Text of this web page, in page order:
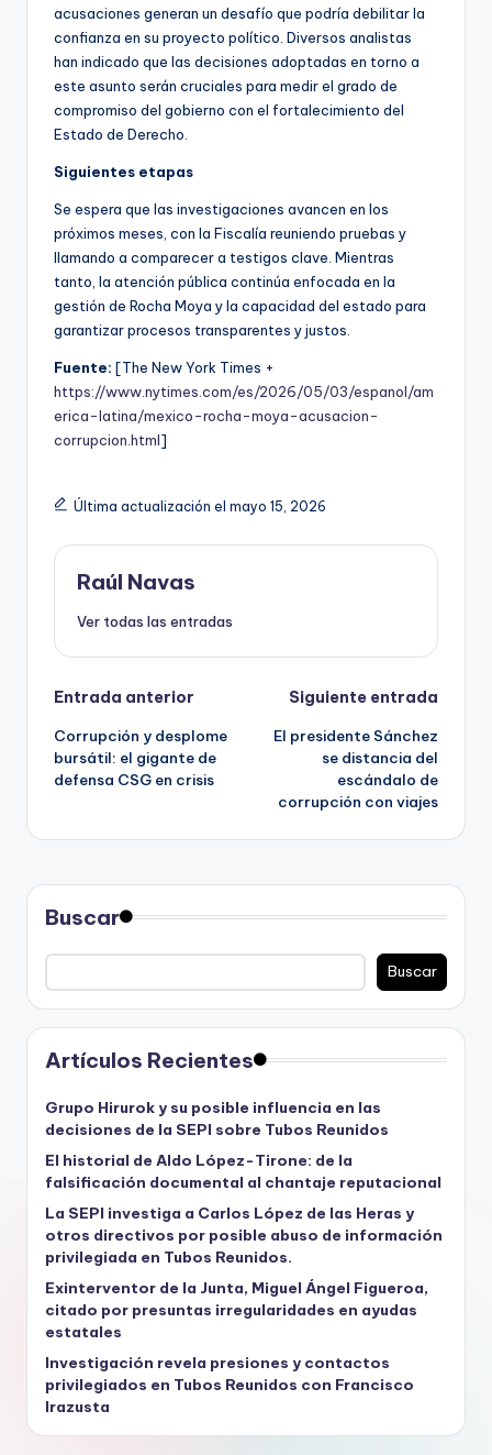
acusaciones generan un desafío que podría debilitar la
confianza en su proyecto político. Diversos analistas
han indicado que las decisiones adoptadas en torno a
este asunto serán cruciales para medir el grado de
compromiso del gobierno con el fortalecimiento del
Estado de Derecho.
Siguientes etapas
Se espera que las investigaciones avancen en los
próximos meses, con la Fiscalía reuniendo pruebas y
llamando a comparecer a testigos clave. Mientras
tanto, la atención pública continúa enfocada en la
gestión de Rocha Moya y la capacidad del estado para
garantizar procesos transparentes y justos.
Fuente: [The New York Times +
https://www.nytimes.com/es/2026/05/03/espanol/am
erica-latina/mexico-rocha-moya-acusacion-
corrupcion.html]
Última actualización el mayo 15, 2026
Raúl Navas
Ver todas las entradas
Navegación
de
entradas
Entrada anterior
Corrupción y desplome
bursátil: el gigante de
defensa CSG en crisis
Siguiente entrada
El presidente Sánchez
se distancia del
escándalo de
corrupción con viajes
Buscar
Buscar
Artículos Recientes
Grupo Hirurok y su posible influencia en las
decisiones de la SEPI sobre Tubos Reunidos
El historial de Aldo López-Tirone: de la
falsificación documental al chantaje reputacional
La SEPI investiga a Carlos López de las Heras y
otros directivos por posible abuso de información
privilegiada en Tubos Reunidos.
Exinterventor de la Junta, Miguel Ángel Figueroa,
citado por presuntas irregularidades en ayudas
estatales
Investigación revela presiones y contactos
privilegiados en Tubos Reunidos con Francisco
Irazusta